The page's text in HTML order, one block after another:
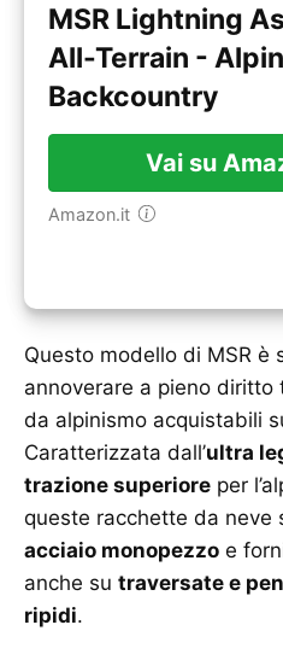
MSR Lightning
All-Terrain -
Backcountry
Vai su
Amazon.it
Questo modello di MSR è
annoverare a pieno diritto
da alpinismo acquistabili
Caratterizzata dall’ultra
trazione superiore per
queste racchette da neve
acciaio monopezzo e
anche su traversate e
ripidi.